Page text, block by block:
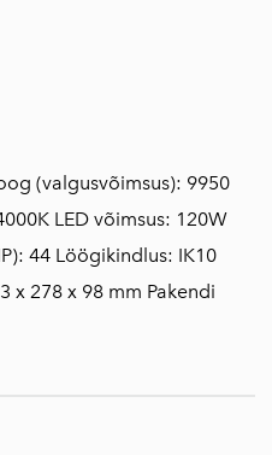
(valgusvõimsus): 9950
LED võimsus: 120W
44 Löögikindlus: IK10
x 278 x 98 mm Pakendi